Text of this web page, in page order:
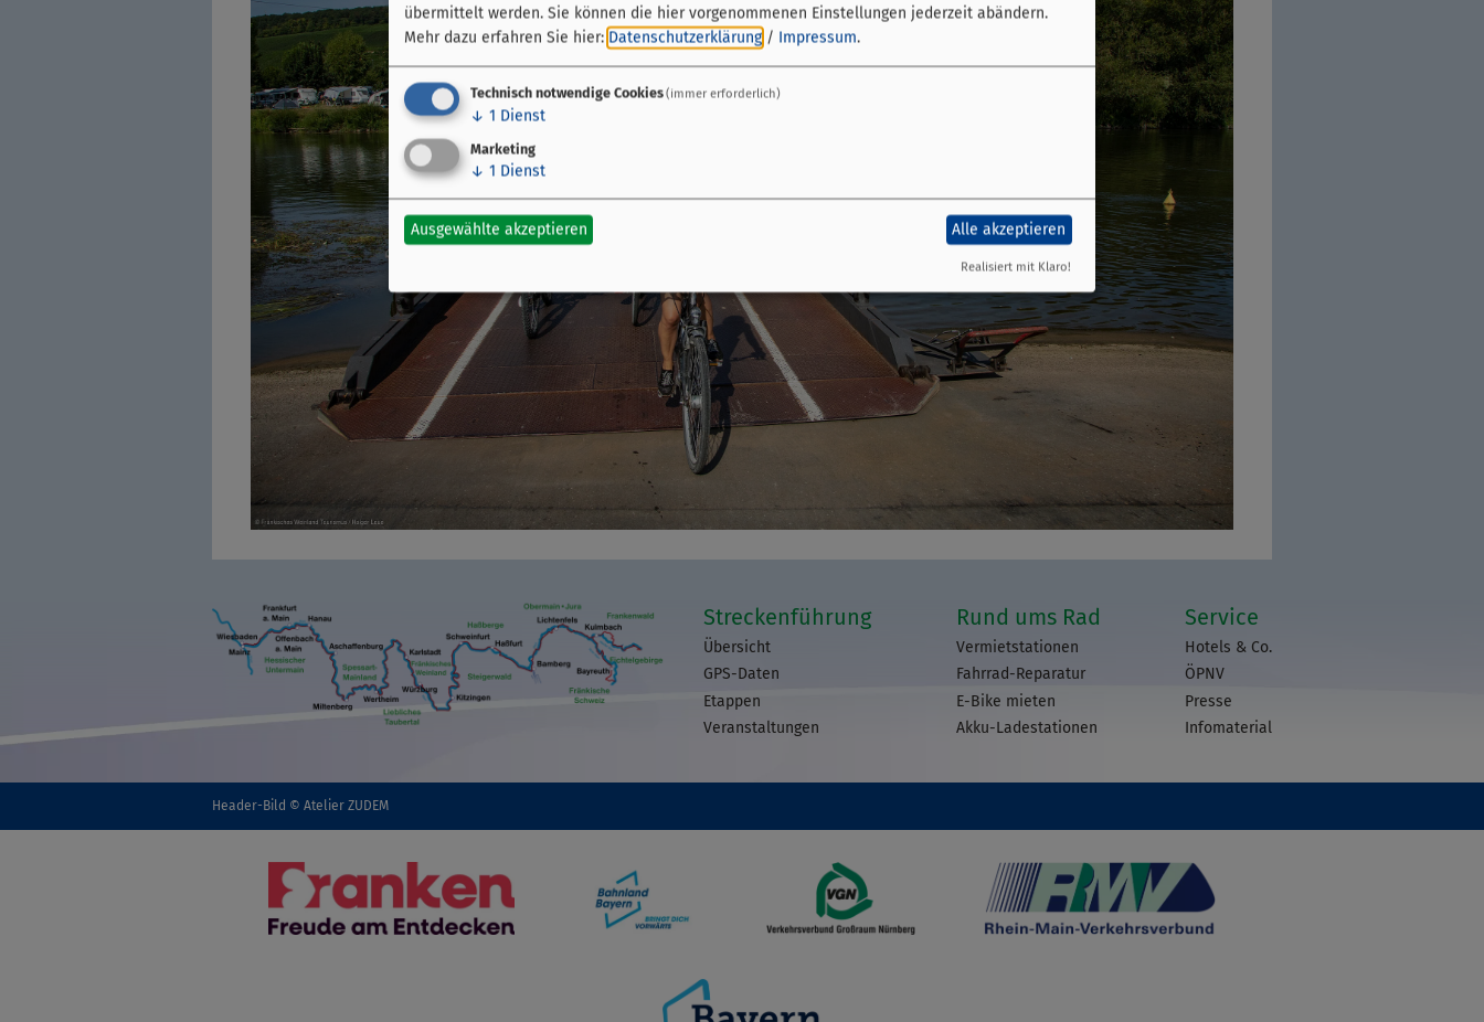
Streckenführung
Übersicht
GPS-Daten
Etappen
Veranstaltungen
Rund ums Rad
Vermietstationen
Fahrrad-Reparatur
E-Bike mieten
Akku-Ladestationen
Service
Hotels & Co.
ÖPNV
Presse
Infomaterial
Header-Bild © Atelier ZUDEM
übermittelt werden. Sie können die hier vorgenommenen Einstellungen jederzeit abändern.
Mehr dazu erfahren Sie hier: Datenschutzerklärung / Impressum.
Technisch notwendige Cookies(immer erforderlich)
↓ 1 Dienst
Marketing
↓ 1 Dienst
Ausgewählte akzeptieren Alle akzeptieren
Realisiert mit Klaro!